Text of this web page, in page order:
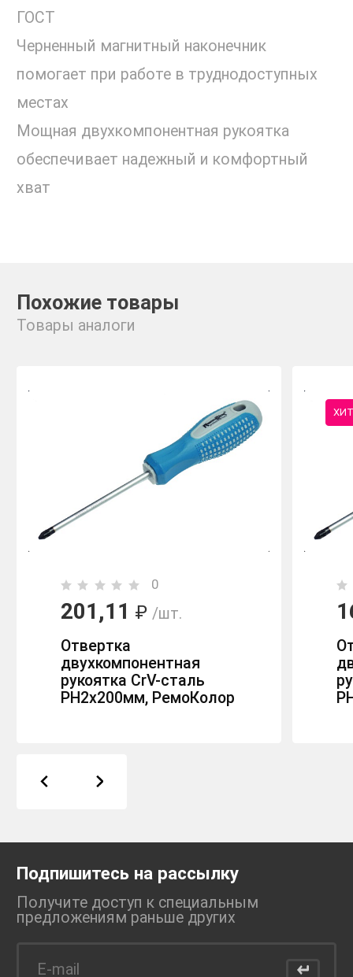
ГОСТ
Черненный магнитный наконечник
помогает при работе в труднодоступных
местах
Мощная двухкомпонентная рукоятка
обеспечивает надежный и комфортный
хват
Похожие товары
Товары аналоги
0
201,11 ₽ /шт.
Отвертка
двухкомпонентная
рукоятка CrV-сталь
PH2х200мм, РемоКолор
ХИТ
Подпишитесь на рассылку
Получите доступ к специальным
предложениям раньше других